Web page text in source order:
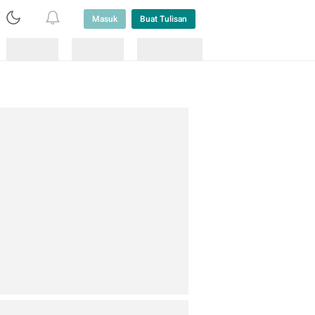
Masuk Buat Tulisan